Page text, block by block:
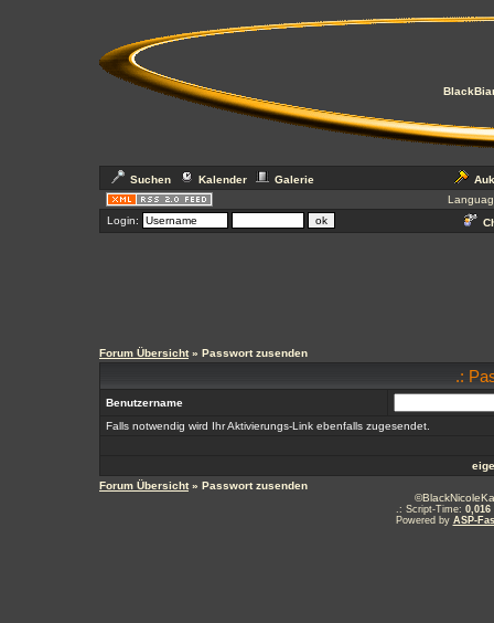
Suchen Kalender Galerie
Login:
Forum Übersicht» Passwort zusenden
.:
Benutzername
Falls notwendig wird Ihr Aktivierungs-Link ebenfalls zugesendet.
Forum Übersicht» Passwort zusenden
.: Script-Time: 0,016
Powered by ASP-